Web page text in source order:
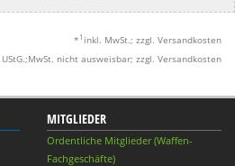
* 1 inkl. MwSt.; zzgl. Versandkosten
nicht ausweisbar; zzgl. Versandkosten
MITGLIEDER
Ordentliche Mitglieder (Waffen-
Fachgeschäfte)